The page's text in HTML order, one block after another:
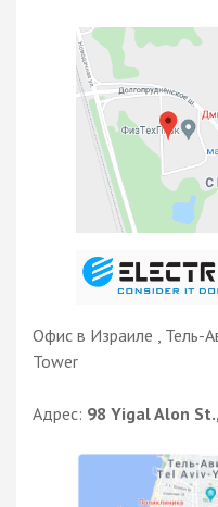
Офис в Израиле , Тель-
Tower
Адрес: 98 Yigal Alon